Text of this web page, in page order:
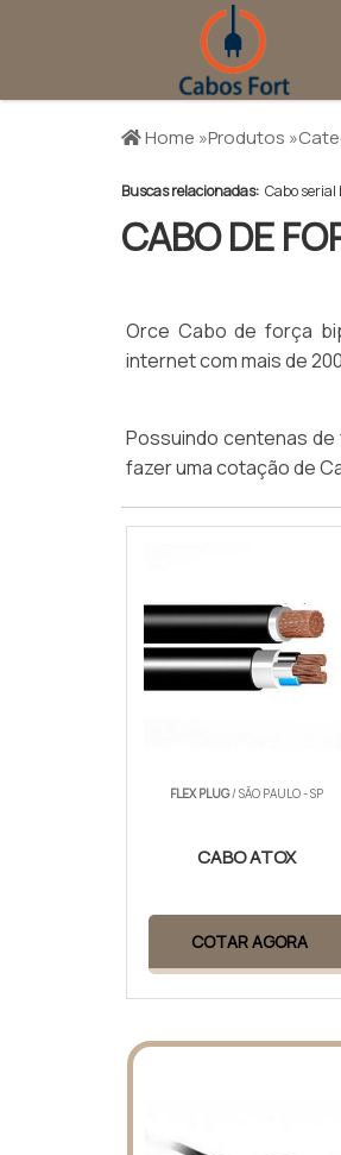
Home »Produtos »
Buscas relacionadas: Cabo serial
CABO DE
Orce Cabo de força
internet com mais de
Possuindo centenas
fazer uma cotação de
FLEX PLUG/ SÃO PAULO - SP
CABO ATOX
COTAR AGORA